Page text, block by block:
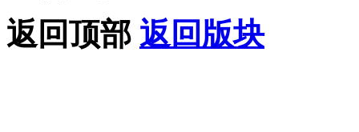
返回顶部 返回版块